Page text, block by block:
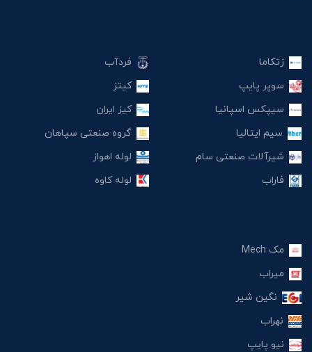
زتکاما
سوپر پایپ
سیپکس اسپانیا
سیم ایتالیا
شیرآلات صنعتی سام
فاراب
فردآب
کیتز
کیز ایران
گروه صنعتی سپاهان
لوله اهواز
لوله کاوه
مک Mech
میراب
نگین شیر
نهراب
نیو پایپ